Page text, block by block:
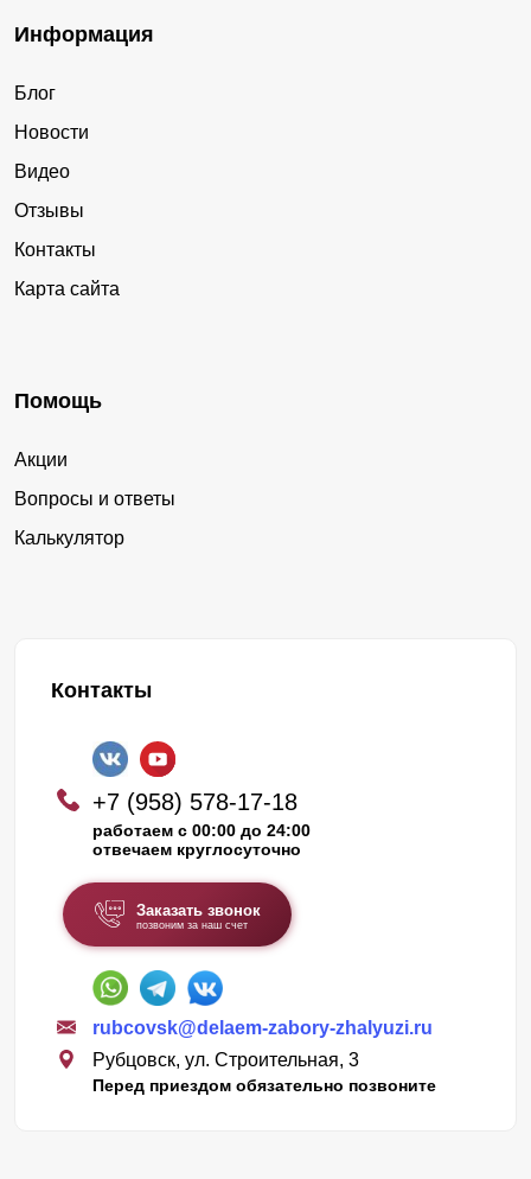
Информация
Блог
Новости
Видео
Отзывы
Контакты
Карта сайта
Помощь
Акции
Вопросы и ответы
Калькулятор
Контакты
+7 (958) 578-17-18
работаем с 00:00 до 24:00
отвечаем круглосуточно
Заказать звонок
позвоним за наш счет
rubcovsk@delaem-zabory-zhalyuzi.ru
Рубцовск, ул. Строительная, 3
Перед приездом обязательно позвоните